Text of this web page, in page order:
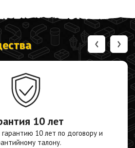
10 лет
10 лет по договору и
талону.
‹ ›